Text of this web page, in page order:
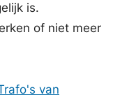
is.
of niet meer
van